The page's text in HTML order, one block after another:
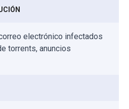
electrónico infectados
torrents, anuncios